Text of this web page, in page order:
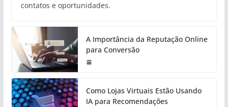
contatos e oportunidades.
A Importância da Reputação Online
para Conversão
Como Lojas Virtuais Estão Usando
IA para Recomendações